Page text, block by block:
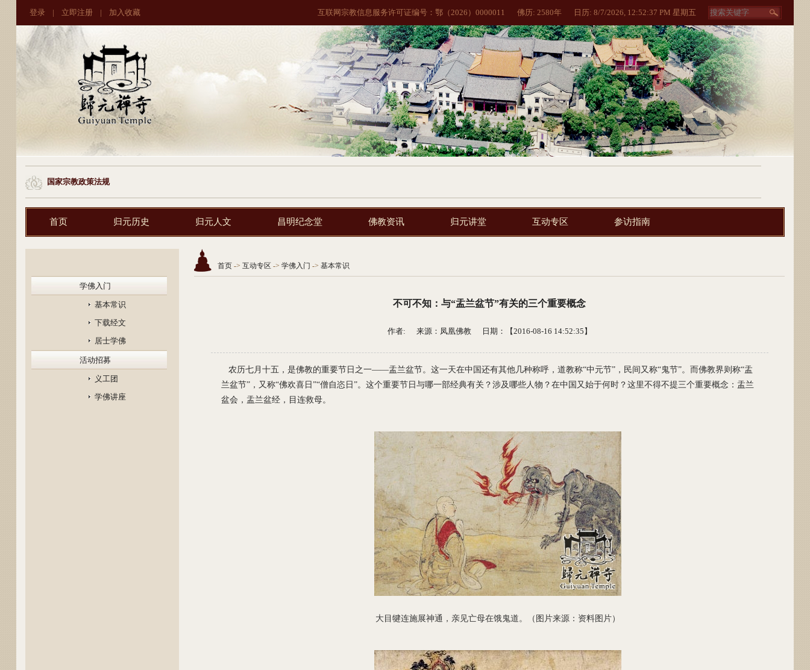
登录 | 立即注册 | 加入收藏 互联网宗教信息服务许可证编号：鄂（2026）0000011 佛历: 2580年 日历: 8/7/2026, 12:52:39 PM 星期五
国家宗教政策法规
首页 归元历史 归元人文 昌明纪念堂 佛教资讯 归元讲堂 互动专区 参访指南
学佛入门
基本常识
下载经文
居士学佛
活动招募
义工团
学佛讲座
首页 -> 互动专区 -> 学佛入门 -> 基本常识
不可不知：与“盂兰盆节”有关的三个重要概念
作者: 来源： 凤凰佛教日期：【2016-08-16 14:52:35】
农历七月十五，是佛教的重要节日之一——盂兰盆节。这一天在中国还有其他几种称呼，道教称“中元节”，民间又称“鬼节”。而佛教界则称“盂
兰盆节”，又称“佛欢喜日”“僧自恣日”。这个重要节日与哪一部经典有关？涉及哪些人物？在中国又始于何时？这里不得不提三个重要概念：盂兰
盆会，盂兰盆经，目连救母。
大目犍连施展神通，亲见亡母在饿鬼道。（图片来源：资料图片）